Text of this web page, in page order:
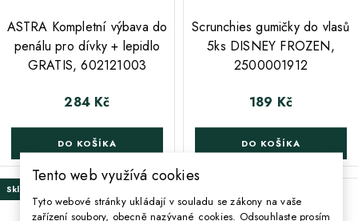
ASTRA Kompletní výbava do
penálu pro dívky + lepidlo
GRATIS, 602121003
Cena
284 Kč
DO KOŠÍKA
Scrunchies gumičky do vlasů
5ks DISNEY FROZEN,
2500001912
Cena
189 Kč
DO KOŠÍKA
Skladem
Tento web využívá cookies
Tyto webové stránky ukládají v souladu se zákony na vaše
zařízení soubory, obecně nazývané cookies. Odsouhlaste prosím